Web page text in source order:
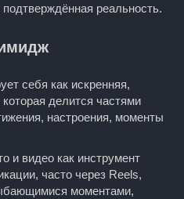
реальность.
себя как искренняя,
делится частями
настроения, моменты
и видео как инструмент
часто через Reels,
моментами,